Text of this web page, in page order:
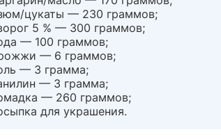
цукаты — 230 граммов;
5 % — 300 граммов;
— 100 граммов;
— 6 граммов;
— 3 грамма;
— 3 грамма;
— 260 граммов;
для украшения.